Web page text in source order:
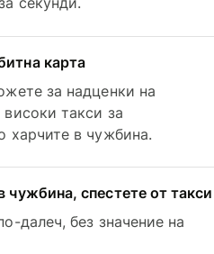
карта
за надценки на
такси за
харчите в чужбина.
чужбина, спестете от такси
далеч, без значение на